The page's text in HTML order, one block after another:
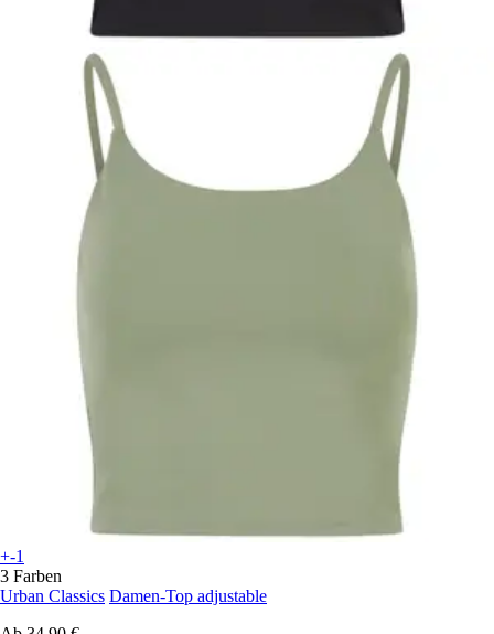
+-1
3 Farben
Urban Classics Damen-Top adjustable